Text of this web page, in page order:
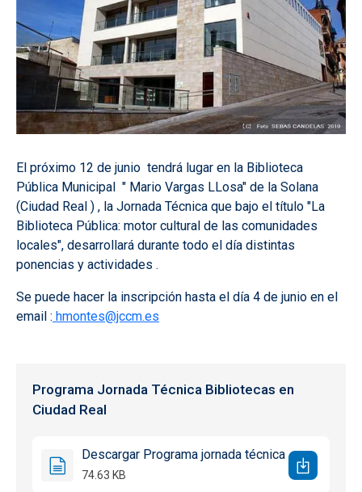
El próximo 12 de junio tendrá lugar en la Biblioteca
Pública Municipal " Mario Vargas LLosa" de la Solana
(Ciudad Real ) , la Jornada Técnica que bajo el título "La
Biblioteca Pública: motor cultural de las comunidades
locales", desarrollará durante todo el día distintas
ponencias y actividades .
Se puede hacer la inscripción hasta el día 4 de junio en el
email : hmontes@jccm.es
Programa Jornada Técnica Bibliotecas en
Ciudad Real
Descargar Programa jornada técnica
74.63 KB